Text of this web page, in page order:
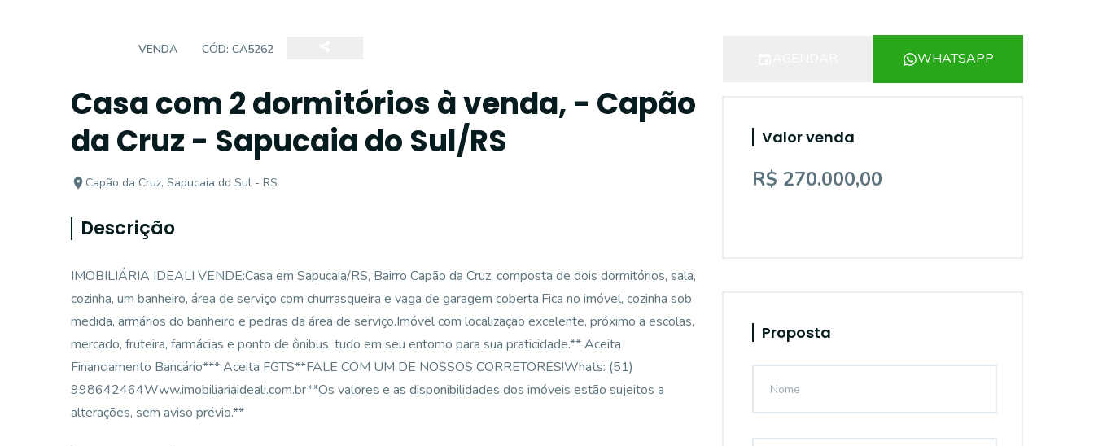
VENDA CÓD: CA5262
Casa com 2 dormitórios à venda, - Capão
da Cruz - Sapucaia do Sul/RS
Capão da Cruz, Sapucaia do Sul - RS
Descrição
IMOBILIÁRIA IDEALI VENDE:Casa em Sapucaia/RS, Bairro Capão da Cruz, composta de dois dormitórios, sala,
cozinha, um banheiro, área de serviço com churrasqueira e vaga de garagem coberta.Fica no imóvel, cozinha sob
medida, armários do banheiro e pedras da área de serviço.Imóvel com localização excelente, próximo a escolas,
mercado, fruteira, farmácias e ponto de ônibus, tudo em seu entorno para sua praticidade.** Aceita
Financiamento Bancário*** Aceita FGTS**FALE COM UM DE NOSSOS CORRETORES!Whats: (51)
998642464Www.imobiliariaideali.com.br**Os valores e as disponibilidades dos imóveis estão sujeitos a
alterações, sem aviso prévio.**
WHATSAPP
Valor venda
R$ 270.000,00
Proposta